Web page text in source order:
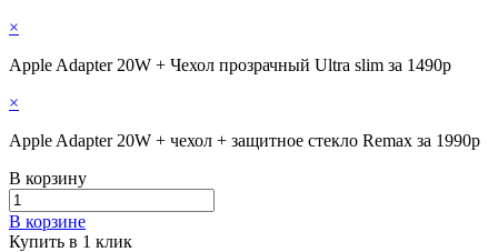
×
Apple Adapter 20W + Чехол прозрачный Ultra slim за 1490р
×
Apple Adapter 20W + чехол + защитное стекло Remax за 1990р
В корзину
В корзине
Купить в 1 клик